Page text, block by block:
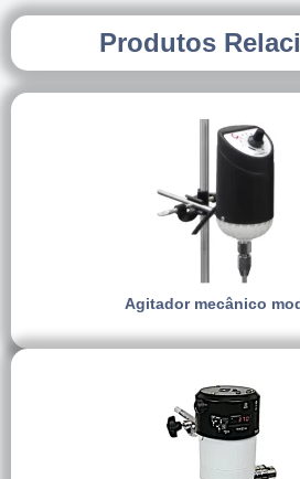
Produtos
Agitador mecânico